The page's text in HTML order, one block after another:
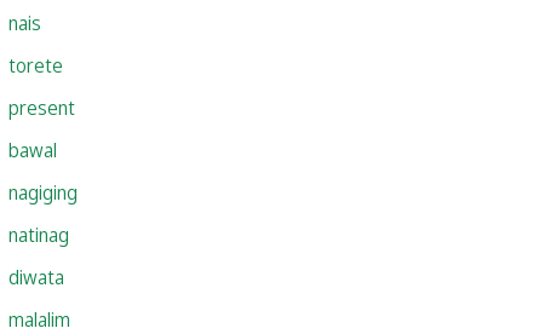
nais
torete
present
bawal
nagiging
natinag
diwata
malalim